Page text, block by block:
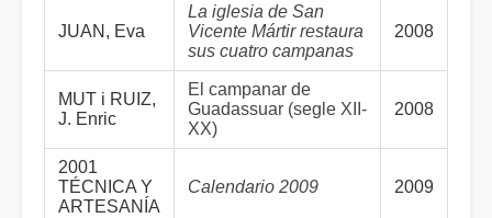
JUAN, Eva
La iglesia de San
Vicente Mártir restaura
sus cuatro campanas
2008
MUT i RUIZ,
J. Enric
El campanar de
Guadassuar (segle XII-
XX)
2008
2001
TÉCNICA Y
ARTESANÍA
Calendario 2009 2009